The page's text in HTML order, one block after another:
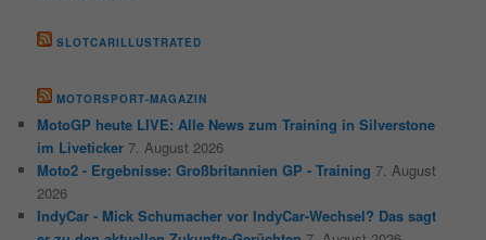
SLOTCARILLUSTRATED
MOTORSPORT-MAGAZIN
MotoGP heute LIVE: Alle News zum Training in Silverstone
im Liveticker 7. August 2026
Moto2 - Ergebnisse: Großbritannien GP - Training 7. August
2026
IndyCar - Mick Schumacher vor IndyCar-Wechsel? Das sagt